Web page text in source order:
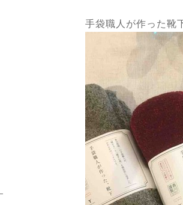
手袋職人が作った靴